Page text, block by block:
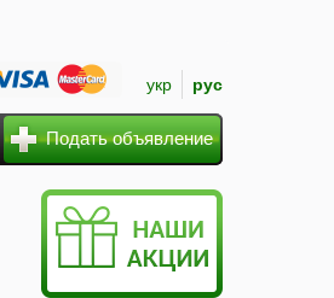
укр рус
Подать объявление